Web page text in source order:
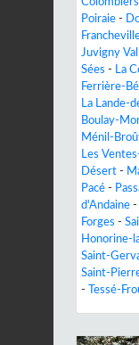
Poiraie -
Juvigny
Sées - La
Ferrière-
La Lande-
Boulay-
Ménil-
Les
Désert -
Pacé -
d'Andaine -
Forges -
Honorine-
Saint-
Saint-
-
Tessé-